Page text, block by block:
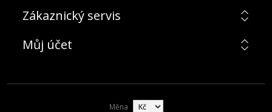
Zákaznický servis
Můj účet
Měna